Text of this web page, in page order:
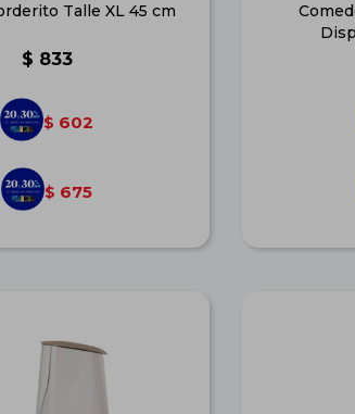
Talle XL 45 cm
$ 833
$ 602
$ 675